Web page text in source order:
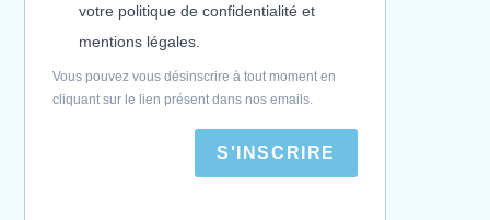
votre politique de confidentialité et
mentions légales.
Vous pouvez vous désinscrire à tout moment en
cliquant sur le lien présent dans nos emails.
S'INSCRIRE